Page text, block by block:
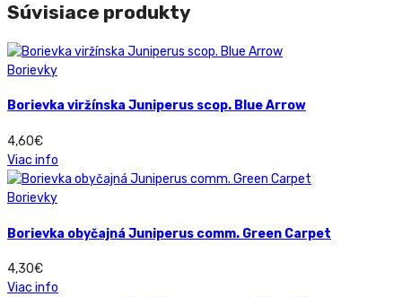
Súvisiace produkty
Borievky
Borievka viržínska Juniperus scop. Blue Arrow
4,60€
Viac info
Borievky
Borievka obyčajná Juniperus comm. Green Carpet
4,30€
Viac info